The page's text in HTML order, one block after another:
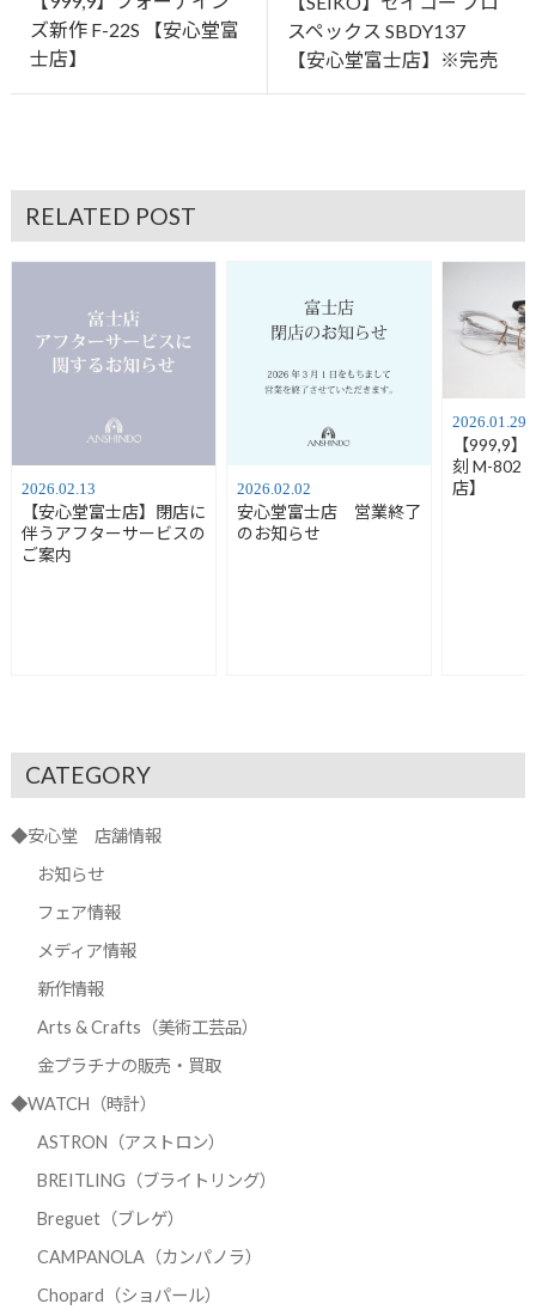
ズ新作 F-22S 【安心堂富
士店】
スペックス SBDY137
【安心堂富士店】※完売
RELATED POST
2026.02.13
【安心堂富士店】閉店に
伴うアフターサービスの
ご案内
2026.02.02
安心堂富士店 営業終了
のお知らせ
2026.01.29
【999,9
刻 M-802
店】
CATEGORY
◆安心堂 店舗情報
お知らせ
フェア情報
メディア情報
新作情報
Arts & Crafts（美術工芸品）
金プラチナの販売・買取
◆WATCH（時計）
ASTRON（アストロン）
BREITLING（ブライトリング）
Breguet（ブレゲ）
CAMPANOLA（カンパノラ）
Chopard（ショパール）